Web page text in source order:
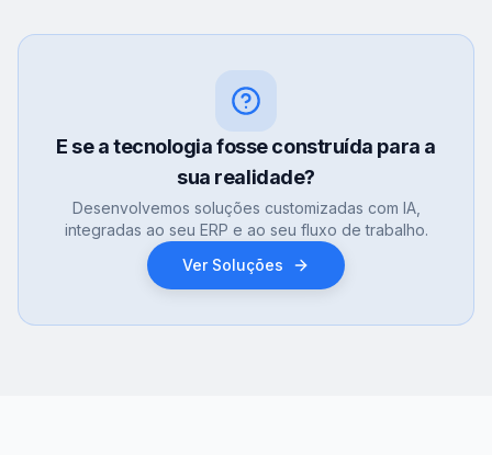
E se a tecnologia fosse construída para a
sua realidade?
Desenvolvemos soluções customizadas com IA,
integradas ao seu ERP e ao seu fluxo de trabalho.
Ver Soluções